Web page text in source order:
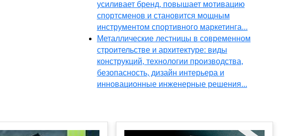
усиливает бренд, повышает мотивацию
спортсменов и становится мощным
инструментом спортивного маркетинга...
Металлические лестницы в современном
строительстве и архитектуре: виды
конструкций, технологии производства,
безопасность, дизайн интерьера и
инновационные инженерные решения...